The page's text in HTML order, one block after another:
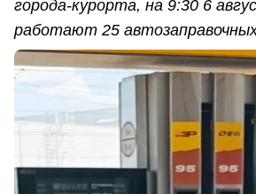
города-курорта, на 9:30 6
работают 25